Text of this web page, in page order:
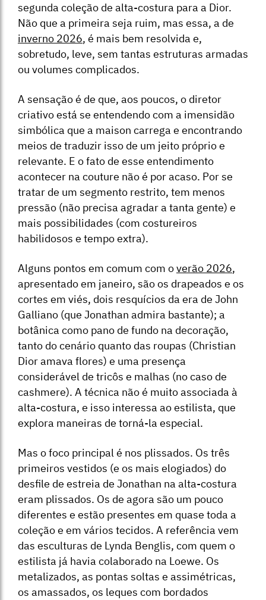
segunda coleção de alta-costura para a Dior.
Não que a primeira seja ruim, mas essa, a de
inverno 2026, é mais bem resolvida e,
sobretudo, leve, sem tantas estruturas armadas
ou volumes complicados.
A sensação é de que, aos poucos, o diretor
criativo está se entendendo com a imensidão
simbólica que a maison carrega e encontrando
meios de traduzir isso de um jeito próprio e
relevante. E o fato de esse entendimento
acontecer na couture não é por acaso. Por se
tratar de um segmento restrito, tem menos
pressão (não precisa agradar a tanta gente) e
mais possibilidades (com costureiros
habilidosos e tempo extra).
Alguns pontos em comum com overão 2026,
apresentado em janeiro, são os drapeados e os
cortes em viés, dois resquícios da era de John
Galliano (que Jonathan admira bastante); a
botânica como pano de fundo na decoração,
tanto do cenário quanto das roupas (Christian
Dior amava flores) e uma presença
considerável de tricôs e malhas (no caso de
cashmere). A técnica não é muito associada à
alta-costura, e isso interessa ao estilista, que
explora maneiras de torná-la especial.
Mas o foco principal é nos plissados. Os três
primeiros vestidos (e os mais elogiados) do
desfile de estreia de Jonathan na alta-costura
eram plissados. Os de agora são um pouco
diferentes e estão presentes em quase toda a
coleção e em vários tecidos. A referência vem
das esculturas de Lynda Benglis, com quem o
estilista já havia colaborado na Loewe. Os
metalizados, as pontas soltas e assimétricas,
os amassados, os leques com bordados